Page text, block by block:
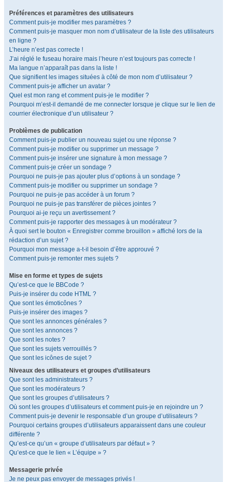
Préférences et paramètres des utilisateurs
Comment puis-je modifier mes paramètres ?
Comment puis-je masquer mon nom d’utilisateur de la liste des utilisateurs
en ligne ?
L’heure n’est pas correcte !
J’ai réglé le fuseau horaire mais l’heure n’est toujours pas correcte !
Ma langue n’apparaît pas dans la liste !
Que signifient les images situées à côté de mon nom d’utilisateur ?
Comment puis-je afficher un avatar ?
Quel est mon rang et comment puis-je le modifier ?
Pourquoi m’est-il demandé de me connecter lorsque je clique sur le lien de
courrier électronique d’un utilisateur ?
Problèmes de publication
Comment puis-je publier un nouveau sujet ou une réponse ?
Comment puis-je modifier ou supprimer un message ?
Comment puis-je insérer une signature à mon message ?
Comment puis-je créer un sondage ?
Pourquoi ne puis-je pas ajouter plus d’options à un sondage ?
Comment puis-je modifier ou supprimer un sondage ?
Pourquoi ne puis-je pas accéder à un forum ?
Pourquoi ne puis-je pas transférer de pièces jointes ?
Pourquoi ai-je reçu un avertissement ?
Comment puis-je rapporter des messages à un modérateur ?
À quoi sert le bouton « Enregistrer comme brouillon » affiché lors de la
rédaction d’un sujet ?
Pourquoi mon message a-t-il besoin d’être approuvé ?
Comment puis-je remonter mes sujets ?
Mise en forme et types de sujets
Qu’est-ce que le BBCode ?
Puis-je insérer du code HTML ?
Que sont les émoticônes ?
Puis-je insérer des images ?
Que sont les annonces générales ?
Que sont les annonces ?
Que sont les notes ?
Que sont les sujets verrouillés ?
Que sont les icônes de sujet ?
Niveaux des utilisateurs et groupes d’utilisateurs
Que sont les administrateurs ?
Que sont les modérateurs ?
Que sont les groupes d’utilisateurs ?
Où sont les groupes d’utilisateurs et comment puis-je en rejoindre un ?
Comment puis-je devenir le responsable d’un groupe d’utilisateurs ?
Pourquoi certains groupes d’utilisateurs apparaissent dans une couleur
différente ?
Qu’est-ce qu’un « groupe d’utilisateurs par défaut » ?
Qu’est-ce que le lien « L’équipe » ?
Messagerie privée
Je ne peux pas envoyer de messages privés !